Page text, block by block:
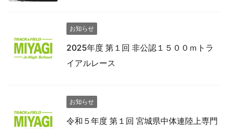
お知らせ
2025年度 第１回 非公認１５００ｍトラ
イアルレース
お知らせ
令和５年度 第１回 宮城県中体連陸上専門